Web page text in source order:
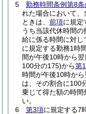
5
勤務時間条例第8
れた場合において、
ときは、 前項に規定
うち当該代休時間
給に係る時間に対し
に規定する勤務1時
間が午後10時から翌
100分の175)から第
時間が午後10時か
は、その割合に100
乗じて得た額の時間
い。
6
第3項に規定する7